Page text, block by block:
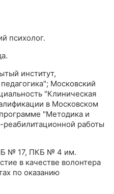
психолог.
институт,
Московский
"Клиническая
в Московском
"Методика и
работы
№ 17, ПКБ № 4 им.
в качестве волонтера
по оказанию